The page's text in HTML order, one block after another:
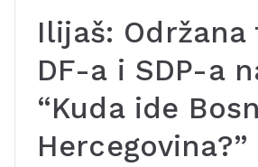
Ilijaš:
DF-a i SDP-a
“Kuda ide
Hercegovina?”